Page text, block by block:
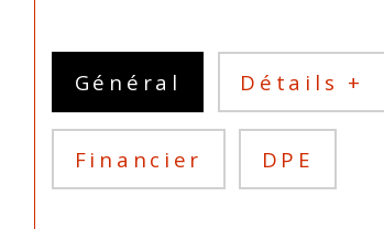
Général Détails +
Financier DPE